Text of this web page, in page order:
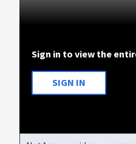
Sign in to view the
SIGN IN